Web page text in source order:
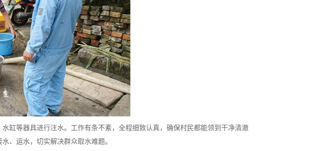
缸等器具进行注水。工作有条不紊，全程细致认真，确保村民都能领到干净清澈
、运水，切实解决群众取水难题。